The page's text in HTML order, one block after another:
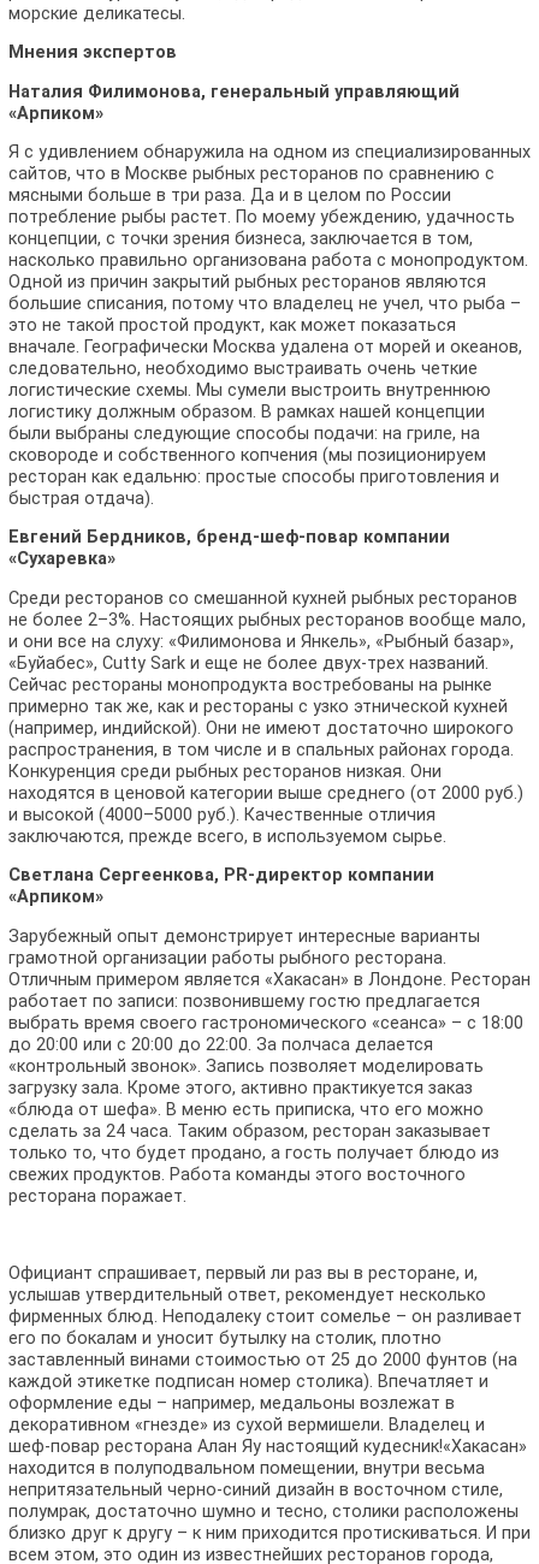
морские деликатесы.
Мнения экспертов
Наталия Филимонова, генеральный управляющий
«Арпиком»
Я с удивлением обнаружила на одном из специализированных
сайтов, что в Москве рыбных ресторанов по сравнению с
мясными больше в три раза. Да и в целом по России
потребление рыбы растет. По моему убеждению, удачность
концепции, с точки зрения бизнеса, заключается в том,
насколько правильно организована работа с монопродуктом.
Одной из причин закрытий рыбных ресторанов являются
большие списания, потому что владелец не учел, что рыба –
это не такой простой продукт, как может показаться
вначале. Географически Москва удалена от морей и океанов,
следовательно, необходимо выстраивать очень четкие
логистические схемы. Мы сумели выстроить внутреннюю
логистику должным образом. В рамках нашей концепции
были выбраны следующие способы подачи: на гриле, на
сковороде и собственного копчения (мы позиционируем
ресторан как едальню: простые способы приготовления и
быстрая отдача).
Евгений Бердников, бренд-шеф-повар компании
«Сухаревка»
Среди ресторанов со смешанной кухней рыбных ресторанов
не более 2–3%. Настоящих рыбных ресторанов вообще мало,
и они все на слуху: «Филимонова и Янкель», «Рыбный базар»,
«Буйабес», Cutty Sark и еще не более двух-трех названий.
Сейчас рестораны монопродукта востребованы на рынке
примерно так же, как и рестораны с узко этнической кухней
(например, индийской). Они не имеют достаточно широкого
распространения, в том числе и в спальных районах города.
Конкуренция среди рыбных ресторанов низкая. Они
находятся в ценовой категории выше среднего (от 2000 руб.)
и высокой (4000–5000 руб.). Качественные отличия
заключаются, прежде всего, в используемом сырье.
Светлана Сергеенкова, PR-директор компании
«Арпиком»
Зарубежный опыт демонстрирует интересные варианты
грамотной организации работы рыбного ресторана.
Отличным примером является «Хакасан» в Лондоне. Ресторан
работает по записи: позвонившему гостю предлагается
выбрать время своего гастрономического «сеанса» – с 18:00
до 20:00 или с 20:00 до 22:00. За полчаса делается
«контрольный звонок». Запись позволяет моделировать
загрузку зала. Кроме этого, активно практикуется заказ
«блюда от шефа». В меню есть приписка, что его можно
сделать за 24 часа. Таким образом, ресторан заказывает
только то, что будет продано, а гость получает блюдо из
свежих продуктов. Работа команды этого восточного
ресторана поражает.
Официант спрашивает, первый ли раз вы в ресторане, и,
услышав утвердительный ответ, рекомендует несколько
фирменных блюд. Неподалеку стоит сомелье – он разливает
его по бокалам и уносит бутылку на столик, плотно
заставленный винами стоимостью от 25 до 2000 фунтов (на
каждой этикетке подписан номер столика). Впечатляет и
оформление еды – например, медальоны возлежат в
декоративном «гнезде» из сухой вермишели. Владелец и
шеф-повар ресторана Алан Яу настоящий кудесник!«Хакасан»
находится в полуподвальном помещении, внутри весьма
непритязательный черно-синий дизайн в восточном стиле,
полумрак, достаточно шумно и тесно, столики расположены
близко друг к другу – к ним приходится протискиваться. И при
всем этом, это один из известнейших ресторанов города,